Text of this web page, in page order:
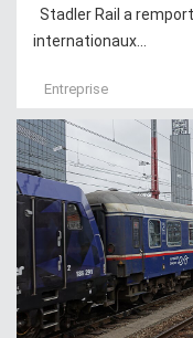
Stadler Rail a
internationaux...
Entreprise